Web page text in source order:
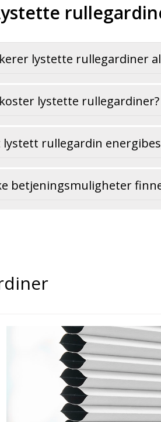
lystette rullegardiner
lystette rullegardiner?
lystett rullegardin
betjeningsmuligheter